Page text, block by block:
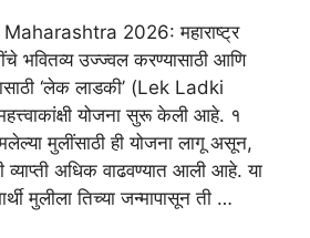
2026: महाराष्ट्र
भवितव्य उज्ज्वल करण्यासाठी आणि
‘लेक लाडकी’ (Lek Ladki
योजना सुरू केली आहे. १
मुलींसाठी ही योजना लागू असून,
अधिक वाढवण्यात आली आहे. या
मुलीला तिच्या जन्मापासून ती …